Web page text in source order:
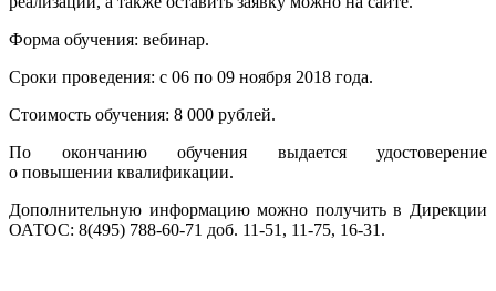
Форма обучения: вебинар.
Сроки проведения: с 06 по 09 ноября 2018 года.
Стоимость обучения: 8 000 рублей.
По окончанию обучения выдается удостоверение
о повышении квалификации.
Дополнительную информацию можно получить в Дирекции
ОАТОС: 8(495) 788-60-71 доб. 11-51, 11-75, 16-31.